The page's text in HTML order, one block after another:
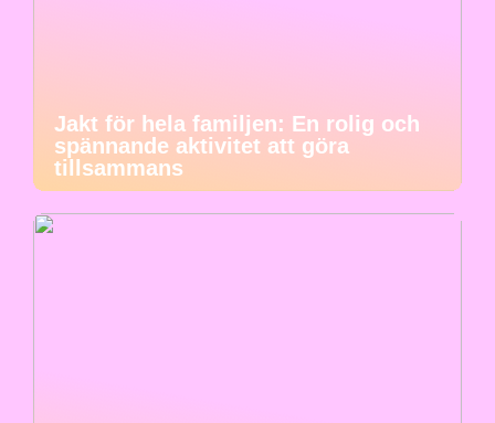
Jakt för hela familjen: En rolig och
spännande aktivitet att göra
tillsammans